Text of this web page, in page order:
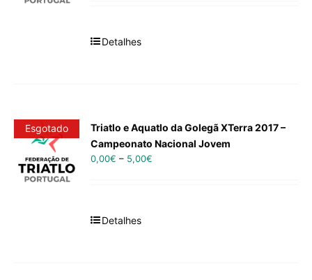
Detalhes
Esgotado
Triatlo e Aquatlo da Golegã XTerra 2017 –
Campeonato Nacional Jovem
0,00€ – 5,00€
Detalhes